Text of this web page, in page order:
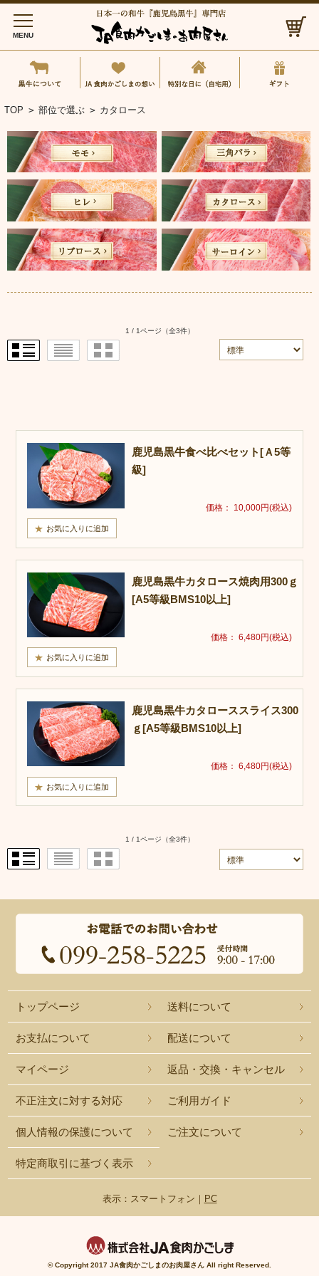
MENU
黒牛について JA食肉かごしまの想い特別な日に（自
TOP > 部位で選ぶ > カタロース
1 / 1ページ （全3件）
鹿児島黒牛食べ比べセット[Ａ5等
級]
価格： 10,000円(税込)
鹿児島黒牛カタロース焼肉用300ｇ
[A5等級BMS10以上]
価格： 6,480円(税込)
鹿児島黒牛カタローススライス300
ｇ[A5等級BMS10以上]
価格： 6,480円(税込)
1 / 1ページ （全3件）
トップページ 送料について
お支払について 配送について
マイページ 返品・交換・キャンセル
不正注文に対する対応 ご利用ガイド
個人情報の保護について ご注文について
特定商取引に基づく表示
表示：スマートフォン｜ PC
© Copyright 2017 JA食肉かごしまのお肉屋さん All right Reserved.